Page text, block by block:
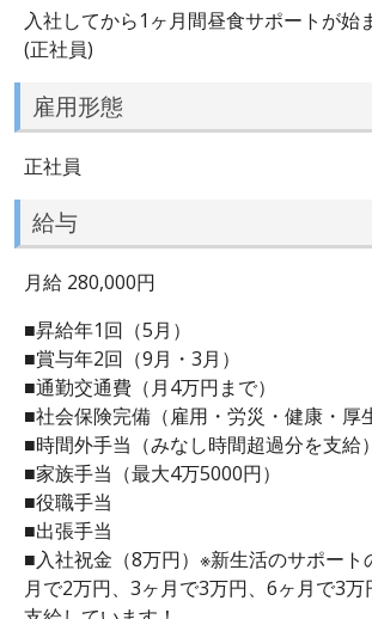
入社してから1ヶ月間昼食サポートが始
(正社員)
雇用形態
正社員
給与
月給 280,000円
■昇給年1回（5月）
■賞与年2回（9月・3月）
■通勤交通費（月4万円まで）
■社会保険完備（雇用・労災・健康・厚
■時間外手当（みなし時間超過分を支給）
■家族手当（最大4万5000円）
■役職手当
■出張手当
■入社祝金（8万円）※新生活のサポート
月で2万円、3ヶ月で3万円、6ヶ月で3